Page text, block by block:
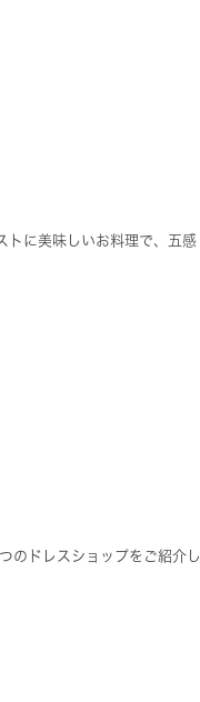
に美味しいお料理で、五感
のドレスショップをご紹介し